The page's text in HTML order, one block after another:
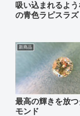
吸い込まれるよ
の青色ラピスラズ
新商品
最高の輝きを放
モンド